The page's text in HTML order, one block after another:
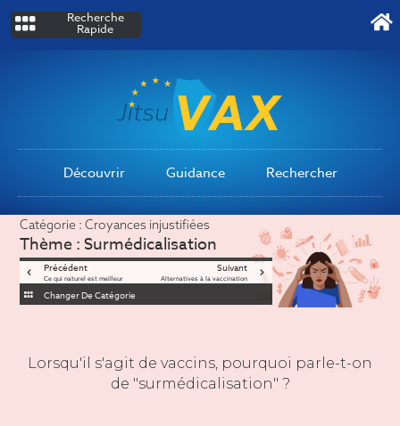
Recherche
Rapide
Découvrir Guidance Rechercher
Catégorie :Croyances injustifiées
Thème :Surmédicalisation
Précédent
Ce qui naturel est meilleur
Suivant
Alternatives à la vaccination
Changer De Catégorie
Lorsqu'il s'agit de vaccins, pourquoi parle-t-on
de "surmédicalisation" ?